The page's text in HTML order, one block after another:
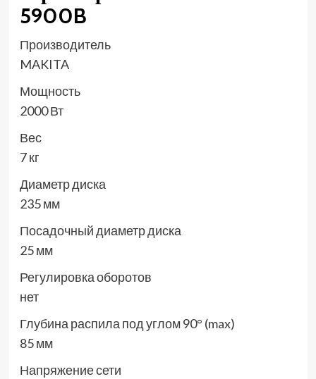
5900B
Производитель
MAKITA
Мощность
2000 Вт
Вес
7 кг
Диаметр диска
235 мм
Посадочный диаметр диска
25 мм
Регулировка оборотов
нет
Глубина распила под углом 90° (max)
85 мм
Напряжение сети